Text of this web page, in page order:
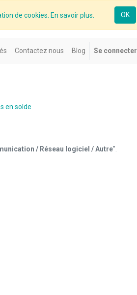
de cookies. En savoir plus. OK
Contactez nous Blog Se connecter
en solde
/ Réseau logiciel / Autre".